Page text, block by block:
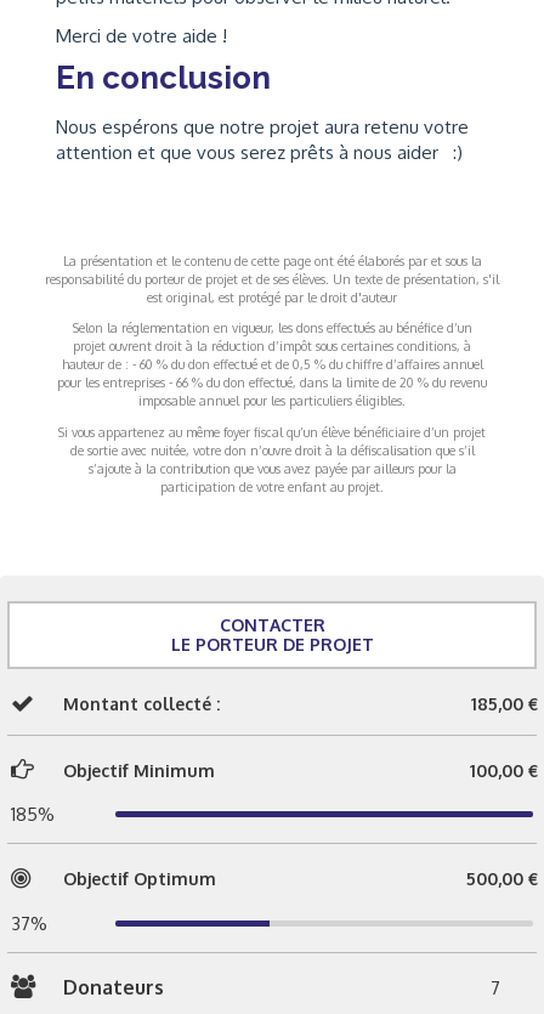
Merci de votre aide !
En conclusion
Nous espérons que notre projet aura retenu votre
attention et que vous serez prêts à nous aider :)
La présentation et le contenu de cette page ont été élaborés par et sous la
responsabilité du porteur de projet et de ses élèves. Un texte de présentation, s'il
est original, est protégé par le droit d'auteur
Selon la réglementation en vigueur, les dons effectués au bénéfice d’un
projet ouvrent droit à la réduction d’impôt sous certaines conditions, à
hauteur de : - 60 % du don effectué et de 0,5 % du chiffre d’affaires annuel
pour les entreprises - 66 % du don effectué, dans la limite de 20 % du revenu
imposable annuel pour les particuliers éligibles.
Si vous appartenez au même foyer fiscal qu’un élève bénéficiaire d’un projet
de sortie avec nuitée, votre don n’ouvre droit à la défiscalisation que s’il
s’ajoute à la contribution que vous avez payée par ailleurs pour la
participation de votre enfant au projet.
CONTACTER
LE PORTEUR DE PROJET
Montant collecté : 185,00 €
Objectif Minimum 100,00 €
185%
Objectif Optimum 500,00 €
37%
Donateurs 7